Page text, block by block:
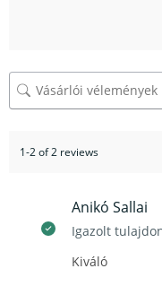
1-2 of 2 reviews
Anikó Sallai
Igazolt
Kiváló